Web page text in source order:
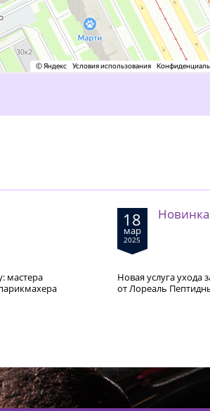
мастера
18
мар
2025
Новинка
Новая услуга ухода
от Лореаль